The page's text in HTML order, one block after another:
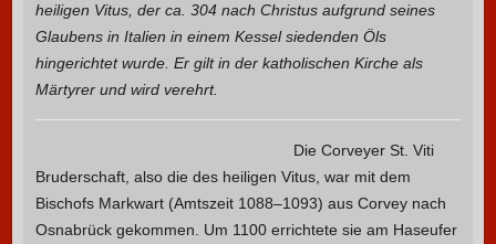
heiligen Vitus, der ca. 304 nach Christus aufgrund seines
Glaubens in Italien in einem Kessel siedenden Öls
hingerichtet wurde. Er gilt in der katholischen Kirche als
Märtyrer und wird verehrt.
Die Corveyer St. Viti
Bruderschaft, also die des heiligen Vitus, war mit dem
Bischofs Markwart (Amtszeit 1088–1093) aus Corvey nach
Osnabrück gekommen. Um 1100 errichtete sie am Haseufer